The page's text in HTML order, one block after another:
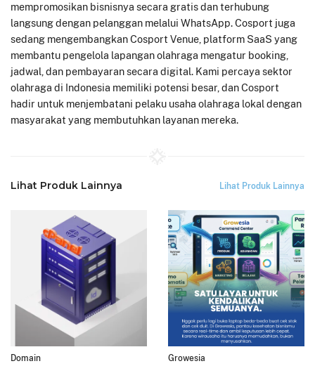
mempromosikan bisnisnya secara gratis dan terhubung
langsung dengan pelanggan melalui WhatsApp. Cosport juga
sedang mengembangkan Cosport Venue, platform SaaS yang
membantu pengelola lapangan olahraga mengatur booking,
jadwal, dan pembayaran secara digital. Kami percaya sektor
olahraga di Indonesia memiliki potensi besar, dan Cosport
hadir untuk menjembatani pelaku usaha olahraga lokal dengan
masyarakat yang membutuhkan layanan mereka.
Lihat Produk Lainnya Lihat Produk Lainnya
Domain Growesia